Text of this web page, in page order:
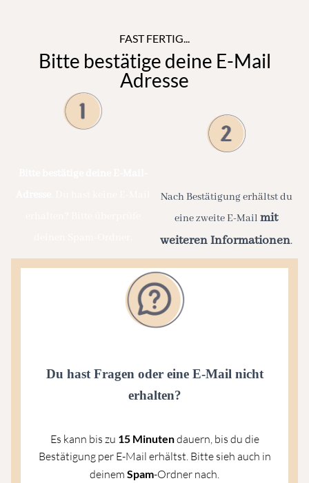
FAST FERTIG...
Bitte bestätige deine E-Mail
Adresse
Nach Bestätigung erhältst du
eine zweite E-Mail mit
weiteren Informationen.
Du hast Fragen oder eine E-Mail nicht
erhalten?
Es kann bis zu 15 Minutendauern, bis du die
Bestätigung per E-Mail erhältst. Bitte sieh auch in
deinem Spam-Ordner nach.